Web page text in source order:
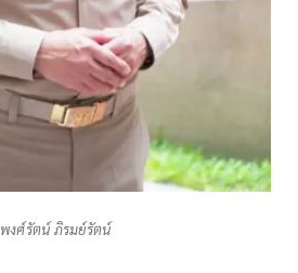
พงศ์รัตน์ ภิรมย์รัตน์